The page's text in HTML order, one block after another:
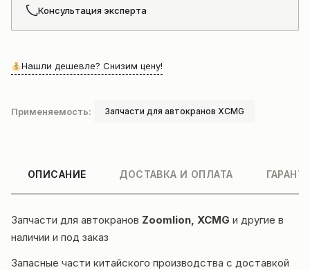
Консультация эксперта
Нашли дешевле? Снизим цену!
Применяемость: Запчасти для автокранов XCMG
ОПИСАНИЕ ДОСТАВКА И ОПЛАТА
Запчасти для автокранов Zoomlion, XCMG и другие в
наличии и под заказ
Запасные части китайского производства с доставкой